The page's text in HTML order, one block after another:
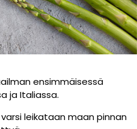
ensimmäisessä
ja Italiassa.
leikataan maan pinnan